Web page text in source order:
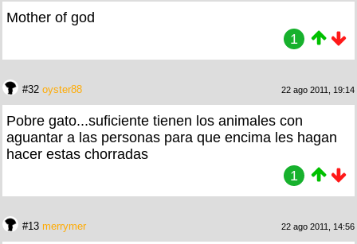
Mother of god
1
#32 oyster88 22 ago 2011, 19:14
Pobre gato...suficiente tienen los animales con
aguantar a las personas para que encima les hagan
hacer estas chorradas
1
#13 merrymer 22 ago 2011, 14:56